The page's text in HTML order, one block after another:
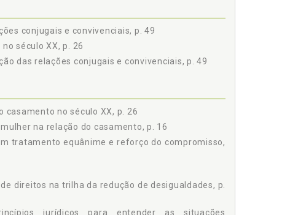
conjugais e convivenciais, p. 49
século XX, p. 26
das relações conjugais e convivenciais, p. 49
no século XX, p. 26
na relação do casamento, p. 16
tratamento equânime e reforço do compromisso,
direitos na trilha da redução de desigualdades, p.
jurídicos para entender as situações